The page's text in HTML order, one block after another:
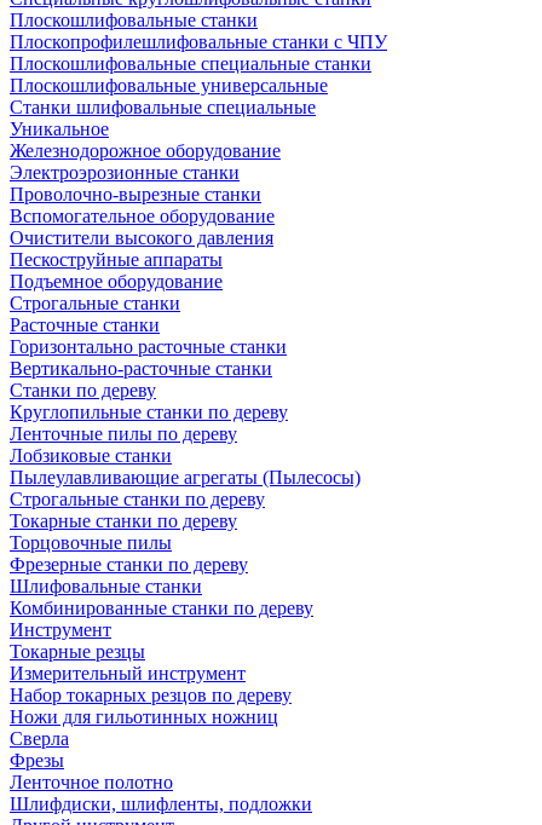
Плоскошлифовальные станки
Плоскопрофилешлифовальные станки с ЧПУ
Плоскошлифовальные специальные станки
Плоскошлифовальные универсальные
Станки шлифовальные специальные
Уникальное
Железнодорожное оборудование
Электроэрозионные станки
Проволочно-вырезные станки
Вспомогательное оборудование
Очистители высокого давления
Пескоструйные аппараты
Подъемное оборудование
Строгальные станки
Расточные станки
Горизонтально расточные станки
Вертикально-расточные станки
Станки по дереву
Круглопильные станки по дереву
Ленточные пилы по дереву
Лобзиковые станки
Пылеулавливающие агрегаты (Пылесосы)
Строгальные станки по дереву
Токарные станки по дереву
Торцовочные пилы
Фрезерные станки по дереву
Шлифовальные станки
Комбинированные станки по дереву
Инструмент
Токарные резцы
Измерительный инструмент
Набор токарных резцов по дереву
Ножи для гильотинных ножниц
Сверла
Фрезы
Ленточное полотно
Шлифдиски, шлифленты, подложки